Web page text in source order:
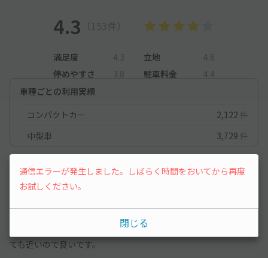
4.3 （153件）
満足度 4.3 立地
4.8
停めやすさ
3.8 駐車料金
4.4
車種ごとの利用実績
コンパクトカー
2,122 件
中型車
3,729 件
中型車 2026/2/20
に注意しながら通行する必要ありです。地下に入ると迷路のよう
な印象だったので、戸惑ってしまいました。東京駅の改札までと
ても近いので良いです。
通信エラーが発生しました。しばらく時間をおいてから再度
お試しください。
閉じる